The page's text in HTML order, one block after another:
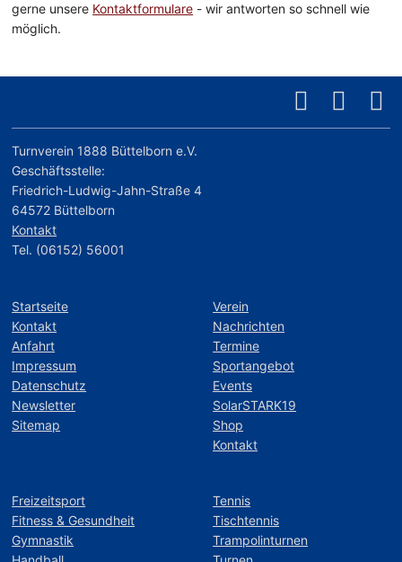
gerne unsere Kontaktformulare - wir antworten so schnell wie
möglich.
Turnverein 1888 Büttelborn e.V.
Geschäftsstelle:
Friedrich-Ludwig-Jahn-Straße 4
64572 Büttelborn
Kontakt
Tel. (06152) 56001
Startseite
Kontakt
Anfahrt
Impressum
Datenschutz
Newsletter
Sitemap
Verein
Nachrichten
Termine
Sportangebot
Events
SolarSTARK19
Shop
Kontakt
Freizeitsport
Fitness & Gesundheit
Gymnastik
Tennis
Tischtennis
Trampolinturnen